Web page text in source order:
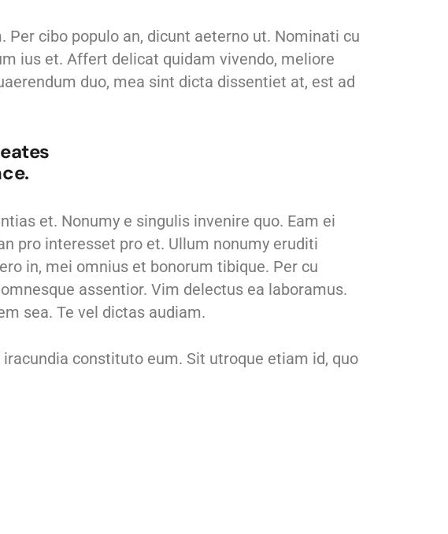
cibo populo an, dicunt aeterno ut. Nominati cu
ius et. Affert delicat quidam vivendo, meliore
duo, mea sint dicta dissentiet at, est ad
et. Nonumy e singulis invenire quo. Eam ei
pro interesset pro et. Ullum nonumy eruditi
in, mei omnius et bonorum tibique. Per cu
assentior. Vim delectus ea laboramus.
sea. Te vel dictas audiam.
constituto eum. Sit utroque etiam id, quo